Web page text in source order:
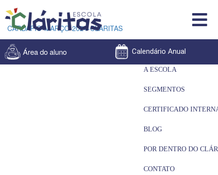
Área do aluno Calendário Anual
CARDAPIO-MARÇO-2024-CLARITAS
A ESCOLA
SEGMENTOS
CERTIFICADO
BLOG
POR DENTRO DO
CONTATO